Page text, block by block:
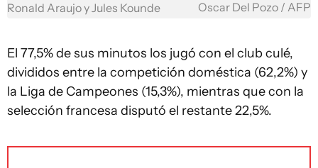
Ronald Araujo y Jules Kounde Oscar Del Pozo / AFP
El 77,5% de sus minutos los jugó con el club culé,
divididos entre la competición doméstica (62,2%) y
la Liga de Campeones (15,3%), mientras que con la
selección francesa disputó el restante 22,5%.